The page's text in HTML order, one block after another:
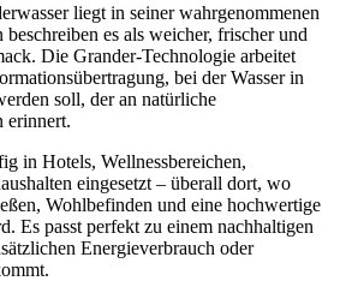
liegt in seiner wahrgenommenen
es als weicher, frischer und
Die Grander-Technologie arbeitet
bei der Wasser in
soll, der an natürliche
erinnert.
in Hotels, Wellnessbereichen,
eingesetzt – überall dort, wo
Wohlbefinden und eine hochwertige
Es passt perfekt zu einem nachhaltigen
Energieverbrauch oder